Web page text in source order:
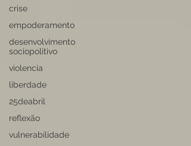
crise
empoderamento
desenvolvimento
sociopolitivo
violencia
liberdade
25deabril
reflexão
vulnerabilidade